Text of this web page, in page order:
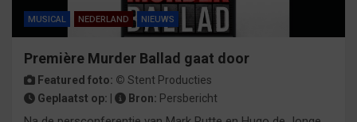
MUSICAL NEDERLAND NIEUWS
Première Murder Ballad gaat door
Featured foto: © Stent Producties
Geplaatst op:
Bron: Persbericht